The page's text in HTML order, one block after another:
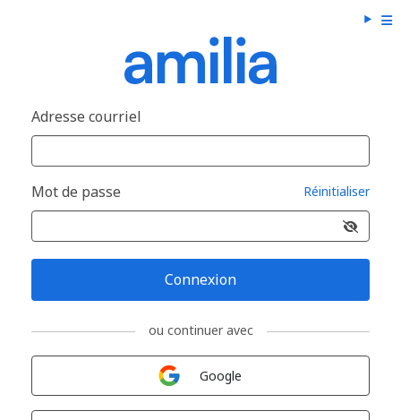
Adresse courriel
Mot de passe Réinitialiser
Connexion
ou continuer avec
Google